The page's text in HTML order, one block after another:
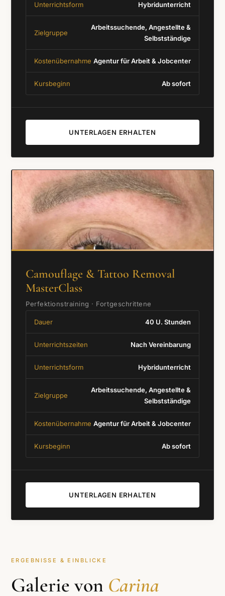
Unterrichtsform Hybridunterricht
Zielgruppe
Arbeitssuchende, Angestellte &
Selbstständige
Kostenübernahme Agentur für Arbeit & Jobcenter
Kursbeginn Ab sofort
UNTERLAGEN ERHALTEN
Camouflage & Tattoo Removal
MasterClass
Perfektionstraining · Fortgeschrittene
Dauer 40 U. Stunden
Unterrichtszeiten Nach Vereinbarung
Unterrichtsform Hybridunterricht
Zielgruppe
Arbeitssuchende, Angestellte &
Selbstständige
Kostenübernahme Agentur für Arbeit & Jobcenter
Kursbeginn Ab sofort
UNTERLAGEN ERHALTEN
ERGEBNISSE & EINBLICKE
Galerie von Carina